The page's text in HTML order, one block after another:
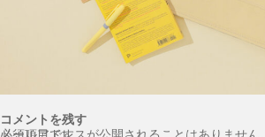
コメントを残す